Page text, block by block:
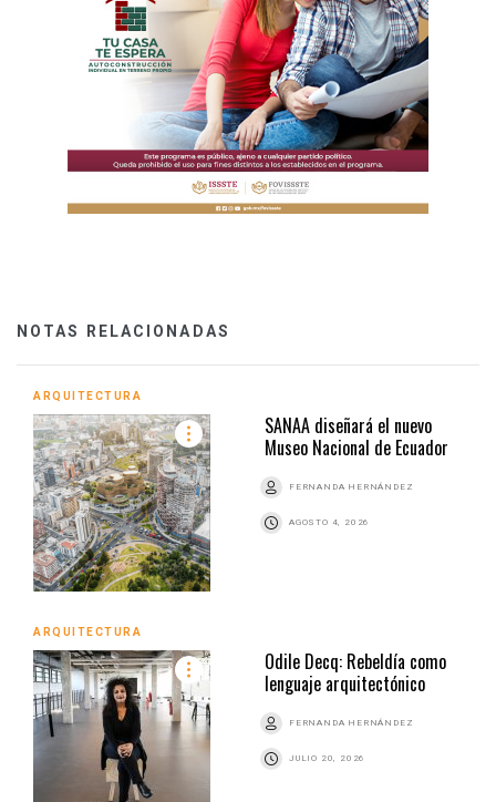
NOTAS RELACIONADAS
ARQUITECTURA
SANAA diseñará el nuevo
Museo Nacional de Ecuador
FERNANDA HERNÁNDEZ
AGOSTO 4, 2026
ARQUITECTURA
Odile Decq: Rebeldía como
lenguaje arquitectónico
FERNANDA HERNÁNDEZ
JULIO 20, 2026